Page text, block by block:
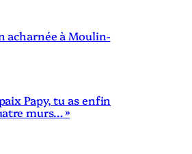
acharnée à Moulin-
Papy, tu as enfin
murs… »